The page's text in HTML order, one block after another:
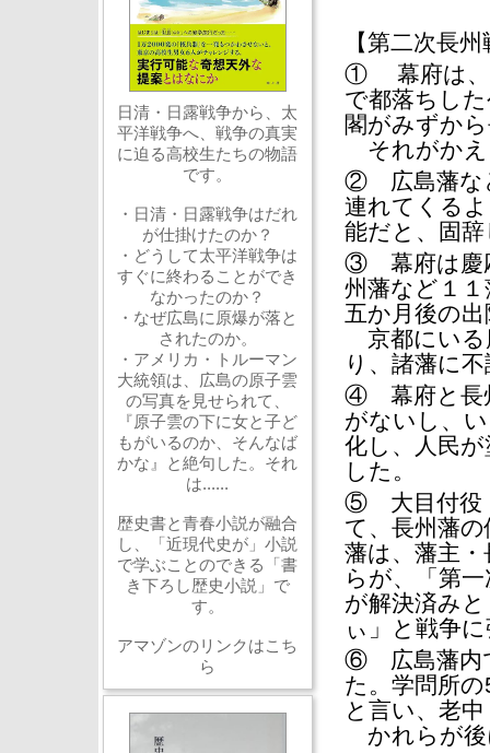
【第二次長
① 幕府は、
で都落ちし
閣がみずか
それがかえ
② 広島藩な
連れてくる
能だと、固
③ 幕府は慶
州藩など１
五か月後の
京都にいる
り、諸藩に
④ 幕府と長
がないし、
化し、人民
した。
⑤ 大目付役
て、長州藩
藩は、藩主
らが、「第
が解決済み
ぃ」と戦争
⑥ 広島藩内
た。学問所
と言い、老
かれらが後
日清・日露戦争から、太
平洋戦争へ、戦争の真実
に迫る高校生たちの物語
です。
・日清・日露戦争はだれ
が仕掛けたのか？
・どうして太平洋戦争は
すぐに終わることができ
なかったのか？
・なぜ広島に原爆が落と
されたのか。
・アメリカ・トルーマン
大統領は、広島の原子雲
の写真を見せられて、
『原子雲の下に女と子ど
もがいるのか、そんなば
かな』と絶句した。それ
は......
歴史書と青春小説が融合
し、「近現代史が」小説
で学ぶことのできる「書
き下ろし歴史小説」で
す。
アマゾンのリンクはこち
ら